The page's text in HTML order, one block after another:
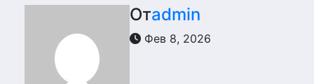
Отadmin
Фев 8, 2026